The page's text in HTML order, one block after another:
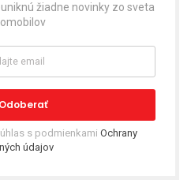
žiadne novinky zo sveta
Odoberať
s podmienkami Ochrany
údajov